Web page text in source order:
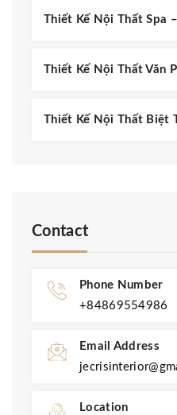
Thiết Kế Nội Thất Spa
Thiết Kế Nội Thất Văn
Thiết Kế Nội Thất Biệt
Contact
Phone Number
+84869554986
Email Address
Location